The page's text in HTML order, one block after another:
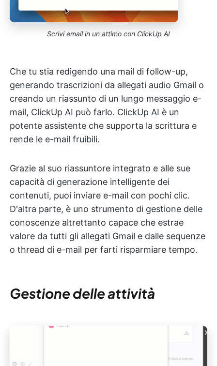
Scrivi email in un attimo con ClickUp AI
Che tu stia redigendo una mail di follow-up,
generando trascrizioni da allegati audio Gmail o
creando un riassunto di un lungo messaggio e-
mail, ClickUp AI può farlo. ClickUp AI è un
potente assistente che supporta la scrittura e
rende le e-mail fruibili.
Grazie al suo riassuntore integrato e alle sue
capacità di generazione intelligente dei
contenuti, puoi inviare e-mail con pochi clic.
D'altra parte, è uno strumento di gestione delle
conoscenze altrettanto capace che estrae
valore da tutti gli allegati Gmail e dalle sequenze
o thread di e-mail per farti risparmiare tempo.
Gestione delle attività